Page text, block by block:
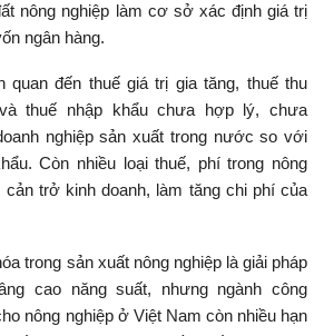
nông nghiệp làm cơ sở xác định giá trị
ngân hàng.
quan đến thuế giá trị gia tăng, thuế thu
thuế nhập khẩu chưa hợp lý, chưa
nghiệp sản xuất trong nước so với
Còn nhiều loại thuế, phí trong nông
cản trở kinh doanh, làm tăng chi phí của
trong sản xuất nông nghiệp là giải pháp
cao năng suất, nhưng ngành công
nông nghiệp ở Việt Nam còn nhiều hạn